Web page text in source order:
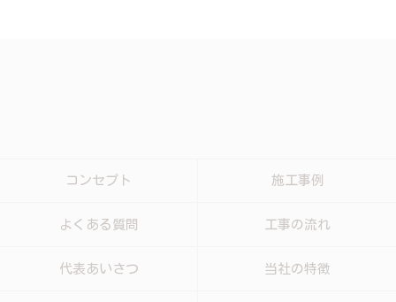
コンセプト 施工事例
よくある質問 工事の流れ
代表あいさつ 当社の特徴